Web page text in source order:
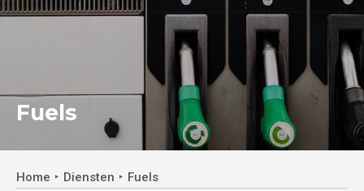
KLANT WORDEN
INFO@ROMACFUELS.COM
MYFUELS
Fuels
Home Diensten Fuels